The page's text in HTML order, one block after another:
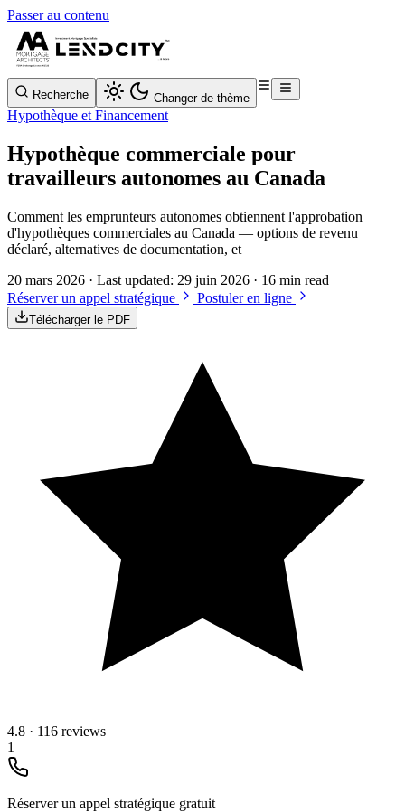
Passer au contenu
Recherche Changer de thème
Hypothèque et Financement
Hypothèque commerciale pour
travailleurs autonomes au Canada
Comment les emprunteurs autonomes obtiennent l'approbation
d'hypothèques commerciales au Canada — options de revenu
déclaré, alternatives de documentation, et
20 mars 2026 · Last updated: 29 juin 2026 · 16 min read
Réserver un appel stratégique
Postuler en ligne
Télécharger le PDF
4.8 · 116 reviews
1
Réserver un appel stratégique gratuit